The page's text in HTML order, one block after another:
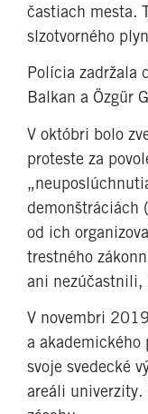
častiach mesta.
slzotvorného
Polícia zadržala
Balkan a Özgür
V októbri bolo
proteste za
demonštráciách
od ich
trestného
ani nezúčastnili,
V novembri
a
svoje svedecké
areáli univerzity.